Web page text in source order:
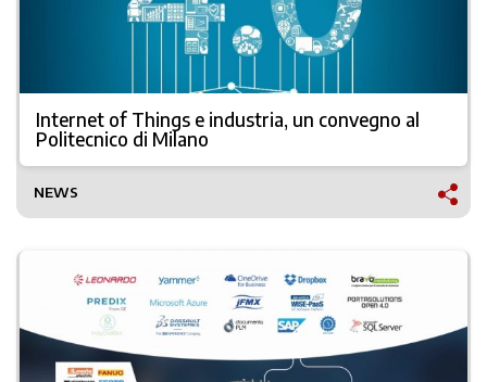
Internet of Things e industria, un convegno al
Politecnico di Milano
NEWS